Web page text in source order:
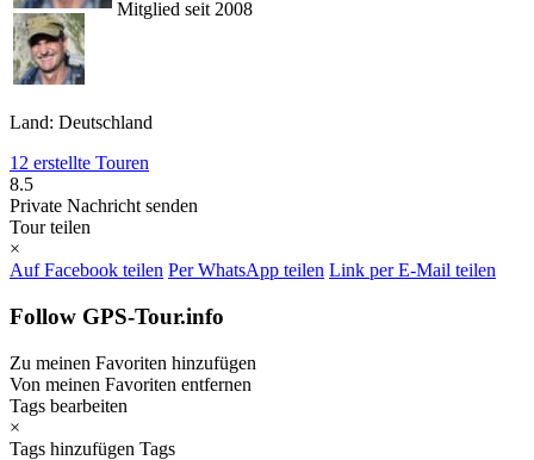
Mitglied seit 2008
Land: Deutschland
12 erstellte Touren
8.5
Private Nachricht senden
Tour teilen
×
Auf Facebook teilen Per WhatsApp teilen Link per E-Mail teilen
Follow GPS-Tour.info
Zu meinen Favoriten hinzufügen
Von meinen Favoriten entfernen
Tags bearbeiten
×
Tags hinzufügen Tags